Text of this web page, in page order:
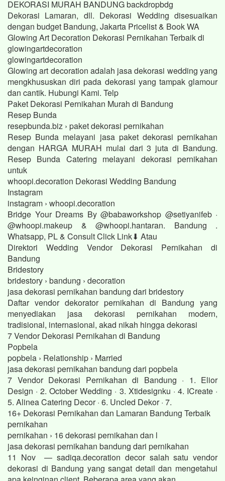
DEKORASI MURAH BANDUNG backdropbdg
Dekorasi Lamaran, dll. Dekorasi Wedding disesuaikan
dengan budget Bandung, Jakarta Pricelist & Book WA
Glowing Art Decoration Dekorasi Pernikahan Terbaik di
glowingartdecoration
glowingartdecoration
Glowing art decoration adalah jasa dekorasi wedding yang
mengkhususkan diri pada dekorasi yang tampak glamour
dan cantik. Hubungi Kami. Telp
Paket Dekorasi Pernikahan Murah di Bandung
Resep Bunda
resepbunda.biz › paket dekorasi pernikahan
Resep Bunda melayani jasa paket dekorasi pernikahan
dengan HARGA MURAH mulai dari 3 juta di Bandung.
Resep Bunda Catering melayani dekorasi pernikahan
untuk
whoopi.decoration Dekorasi Wedding Bandung
Instagram
instagram › whoopi.decoration
Bridge Your Dreams By @babaworkshop @setiyanifeb ·
@whoopi.makeup & @whoopi.hantaran. Bandung .
Whatsapp, PL & Consult Click Link⬇ Atau
Direktori Wedding Vendor Dekorasi Pernikahan di
Bandung
Bridestory
bridestory › bandung › decoration
jasa dekorasi pernikahan bandung dari bridestory
Daftar vendor dekorator pernikahan di Bandung yang
menyediakan jasa dekorasi pernikahan modern,
tradisional, internasional, akad nikah hingga dekorasi
7 Vendor Dekorasi Pernikahan di Bandung
Popbela
popbela › Relationship › Married
jasa dekorasi pernikahan bandung dari popbela
7 Vendor Dekorasi Pernikahan di Bandung · 1. Elior
Design · 2. October Wedding · 3. Xtidesignku · 4. ICreate ·
5. Alinea Catering Decor · 6. Uncled Dekor · 7.
16+ Dekorasi Pernikahan dan Lamaran Bandung Terbaik
pernikahan
pernikahan › 16 dekorasi pernikahan dan l
jasa dekorasi pernikahan bandung dari pernikahan
11 Nov — sadiqa.decoration decor salah satu vendor
dekorasi di Bandung yang sangat detail dan mengetahui